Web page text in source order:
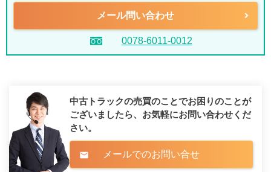
メール問い合わせ
0078-6011-0012
中古トラックの売買のことでお困りのことが
ございましたら、 お気軽にお問い合わせくだ
さい。
mail メールでのお問い合せ